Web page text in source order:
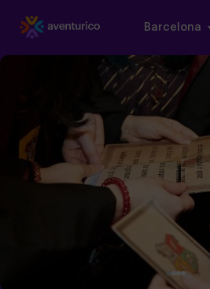
Barcelona